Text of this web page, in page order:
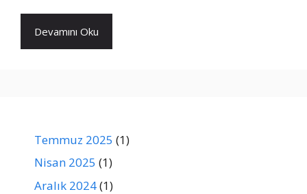
Devamını Oku
Temmuz 2025 (1)
Nisan 2025 (1)
Aralık 2024(1)